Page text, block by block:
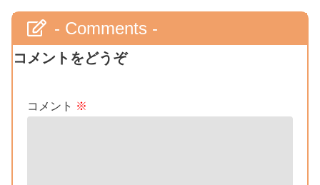
- Comments -
コメントをどうぞ
コメント ※